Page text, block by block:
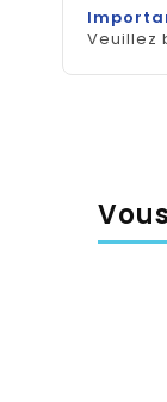
Veuillez